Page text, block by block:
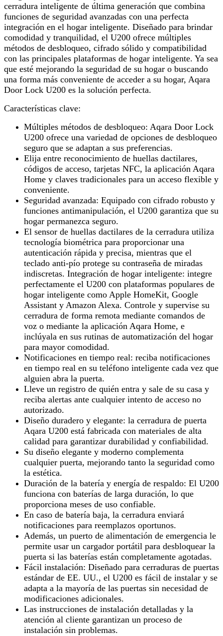
cerradura inteligente de última generación que combina
funciones de seguridad avanzadas con una perfecta
integración en el hogar inteligente. Diseñado para brindar
comodidad y tranquilidad, el U200 ofrece múltiples
métodos de desbloqueo, cifrado sólido y compatibilidad
con las principales plataformas de hogar inteligente. Ya sea
que esté mejorando la seguridad de su hogar o buscando
una forma más conveniente de acceder a su hogar, Aqara
Door Lock U200 es la solución perfecta.
Características clave:
Múltiples métodos de desbloqueo: Aqara Door Lock
U200 ofrece una variedad de opciones de desbloqueo
seguro que se adaptan a sus preferencias.
Elija entre reconocimiento de huellas dactilares,
códigos de acceso, tarjetas NFC, la aplicación Aqara
Home y claves tradicionales para un acceso flexible y
conveniente.
Seguridad avanzada: Equipado con cifrado robusto y
funciones antimanipulación, el U200 garantiza que su
hogar permanezca seguro.
El sensor de huellas dactilares de la cerradura utiliza
tecnología biométrica para proporcionar una
autenticación rápida y precisa, mientras que el
teclado anti-pío protege su contraseña de miradas
indiscretas. Integración de hogar inteligente: integre
perfectamente el U200 con plataformas populares de
hogar inteligente como Apple HomeKit, Google
Assistant y Amazon Alexa. Controle y supervise su
cerradura de forma remota mediante comandos de
voz o mediante la aplicación Aqara Home, e
inclúyala en sus rutinas de automatización del hogar
para mayor comodidad.
Notificaciones en tiempo real: reciba notificaciones
en tiempo real en su teléfono inteligente cada vez que
alguien abra la puerta.
Lleve un registro de quién entra y sale de su casa y
reciba alertas ante cualquier intento de acceso no
autorizado.
Diseño duradero y elegante: la cerradura de puerta
Aqara U200 está fabricada con materiales de alta
calidad para garantizar durabilidad y confiabilidad.
Su diseño elegante y moderno complementa
cualquier puerta, mejorando tanto la seguridad como
la estética.
Duración de la batería y energía de respaldo: El U200
funciona con baterías de larga duración, lo que
proporciona meses de uso confiable.
En caso de batería baja, la cerradura enviará
notificaciones para reemplazos oportunos.
Además, un puerto de alimentación de emergencia le
permite usar un cargador portátil para desbloquear la
puerta si las baterías están completamente agotadas.
Fácil instalación: Diseñado para cerraduras de puertas
estándar de EE. UU., el U200 es fácil de instalar y se
adapta a la mayoría de las puertas sin necesidad de
modificaciones adicionales.
Las instrucciones de instalación detalladas y la
atención al cliente garantizan un proceso de
instalación sin problemas.